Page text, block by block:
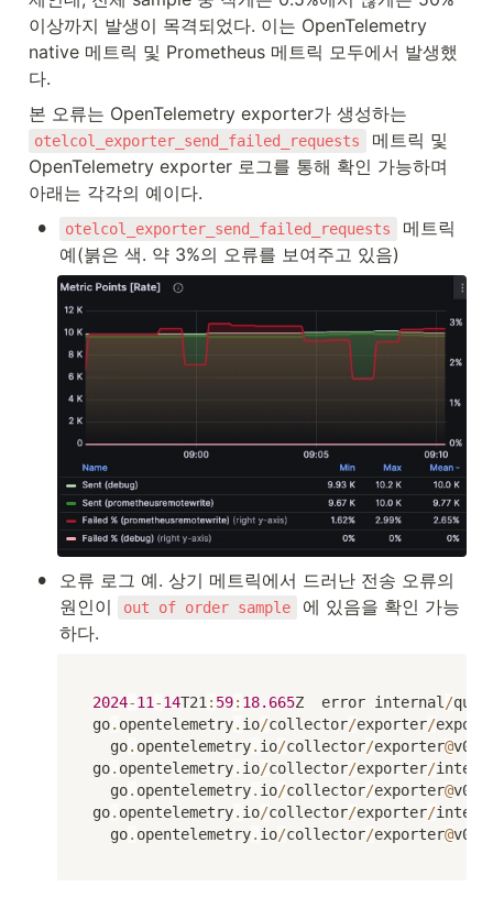
이상까지 발생이 목격되었다. 이는 OpenTelemetry
native 메트릭 및 Prometheus 메트릭 모두에서 발생했
다.
otelcol_exporter_send_failed_requests
메트릭 및
OpenTelemetry exporter 로그를 통해 확인 가능하며
아래는 각각의 예이다.
• otelcol_exporter_send_failed_requests
메트릭
예(붉은 색. 약 3%의 오류를 보여주고 있음)
•
오류 로그 예. 상기 메트릭에서 드러난 전송 오류의
원인이
out of order sample
에 있음을 확인 가능
하다.
2024-11 -14T21 : 59: 18.665 Z	error	internal /
go. opentelemetry. io/collector/exporter/
	go
. opentelemetry. io/collector/exporter@v0
go. opentelemetry. io/collector/exporter/
	go
. opentelemetry. io/collector/exporter@v0
go. opentelemetry. io/collector/exporter/
	go
. opentelemetry. io/collector/exporter@v0